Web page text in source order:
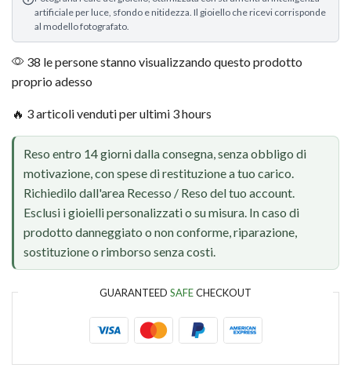
artificiale per luce, sfondo e nitidezza. Il gioiello che ricevi corrisponde
al modello fotografato.
38 le persone stanno visualizzando questo prodotto
proprio adesso
🔥 3 articoli venduti per ultimi 3 hours
Reso entro 14 giorni dalla consegna, senza obbligo di
motivazione, con spese di restituzione a tuo carico.
Richiedilo dall'area Recesso / Reso del tuo account.
Esclusi i gioielli personalizzati o su misura. In caso di
prodotto danneggiato o non conforme, riparazione,
sostituzione o rimborso senza costi.
GUARANTEED SAFECHECKOUT